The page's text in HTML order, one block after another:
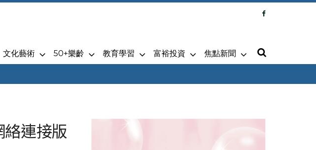
文化藝術 50+樂齡 教育學習 富裕投資 焦點新聞
連接版